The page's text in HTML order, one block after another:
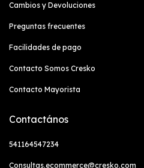
Cambios y Devoluciones
Preguntas frecuentes
Facilidades de pago
Contacto Somos Cresko
Contacto Mayorista
Contactános
541164547234
Consultas.ecommerce@cresko.com